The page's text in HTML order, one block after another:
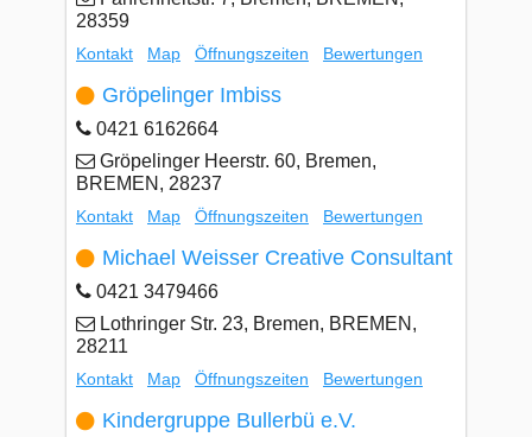
28359
Kontakt Map Öffnungszeiten Bewertungen
Gröpelinger Imbiss
0421 6162664
Gröpelinger Heerstr. 60, Bremen,
BREMEN, 28237
Kontakt Map Öffnungszeiten Bewertungen
Michael Weisser Creative Consultant
0421 3479466
Lothringer Str. 23, Bremen, BREMEN,
28211
Kontakt Map Öffnungszeiten Bewertungen
Kindergruppe Bullerbü e.V.